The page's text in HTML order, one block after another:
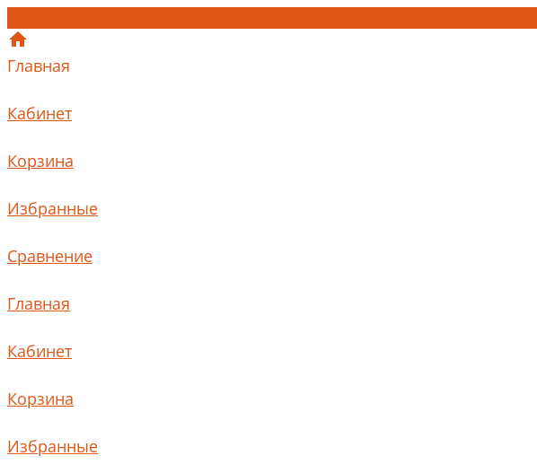
Главная
Кабинет
Корзина
Избранные
Сравнение
Главная
Кабинет
Корзина
Избранные